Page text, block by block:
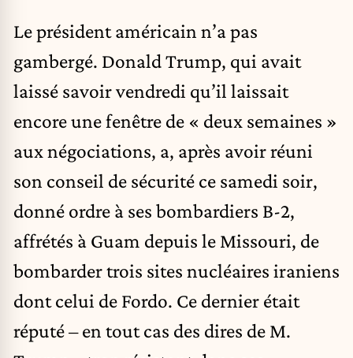
Le président américain n’a pas
gambergé. Donald Trump, qui avait
laissé savoir vendredi qu’il laissait
encore une fenêtre de « deux semaines »
aux négociations, a, après avoir réuni
son conseil de sécurité ce samedi soir,
donné ordre à ses bombardiers B-2,
affrétés à Guam depuis le Missouri, de
bombarder trois sites nucléaires iraniens
dont celui de Fordo. Ce dernier était
réputé – en tout cas des dires de M.